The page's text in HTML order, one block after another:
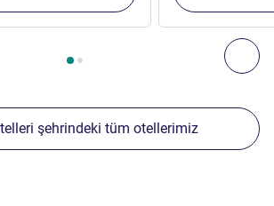
diğer tesislerimiz
diğer tesislerimiz 1 :, Yakınlardaki
şehrindeki tüm otellerimiz